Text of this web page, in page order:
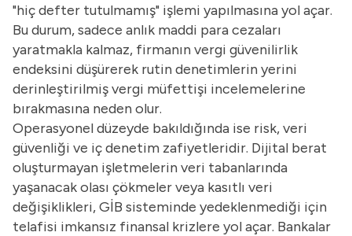
"hiç defter tutulmamış" işlemi yapılmasına yol açar.
Bu durum, sadece anlık maddi para cezaları
yaratmakla kalmaz, firmanın vergi güvenilirlik
endeksini düşürerek rutin denetimlerin yerini
derinleştirilmiş vergi müfettişi incelemelerine
bırakmasına neden olur.
Operasyonel düzeyde bakıldığında ise risk, veri
güvenliği ve iç denetim zafiyetleridir. Dijital berat
oluşturmayan işletmelerin veri tabanlarında
yaşanacak olası çökmeler veya kasıtlı veri
değişiklikleri, GİB sisteminde yedeklenmediği için
telafisi imkansız finansal krizlere yol açar. Bankalar